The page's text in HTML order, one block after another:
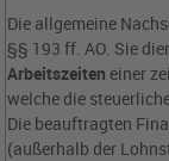
Die allgemeine
§§ 193 ff. AO. Sie
Arbeitszeiten einer
welche die
Die beauftragten
(außerhalb der